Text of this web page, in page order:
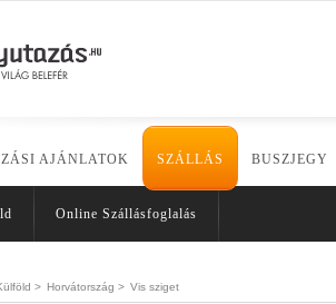
AJÁNLATOK SZÁLLÁS BUSZJEGY
Online Szállásfoglalás
> Horvátország > Vis sziget